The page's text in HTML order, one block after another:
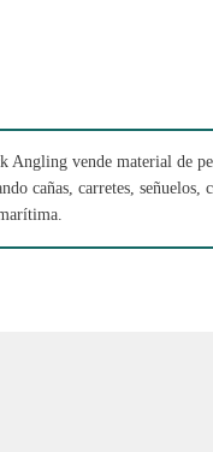
Angling vende material de
cañas, carretes, señuelos,